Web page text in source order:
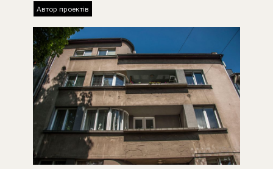
Автор проектів